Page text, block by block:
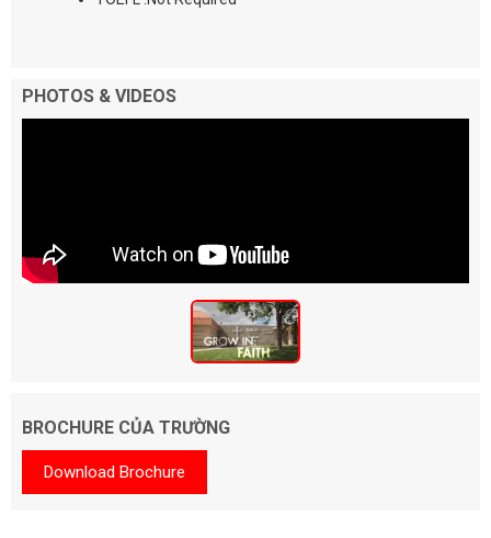
PHOTOS & VIDEOS
BROCHURE CỦA TRƯỜNG
Download Brochure